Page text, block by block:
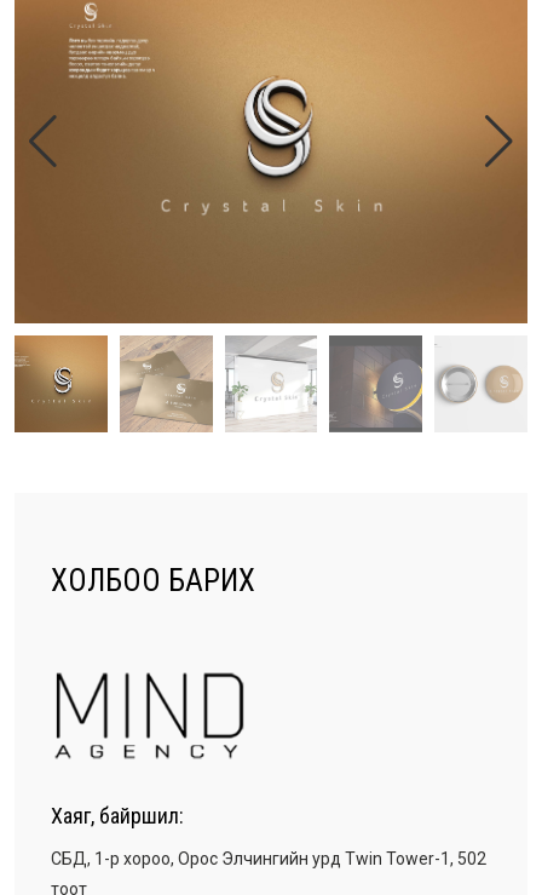
ХОЛБОО БАРИХ
Хаяг, байршил:
СБД, 1-р хороо, Орос Элчингийн урд Twin Tower-1, 502
тоот